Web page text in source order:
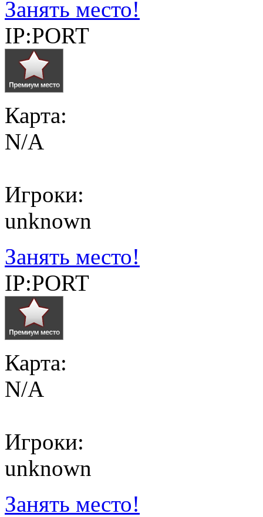
Занять место!
IP:PORT
Карта:
N/A
Игроки:
unknown
Занять место!
IP:PORT
Карта:
N/A
Игроки:
unknown
Занять место!